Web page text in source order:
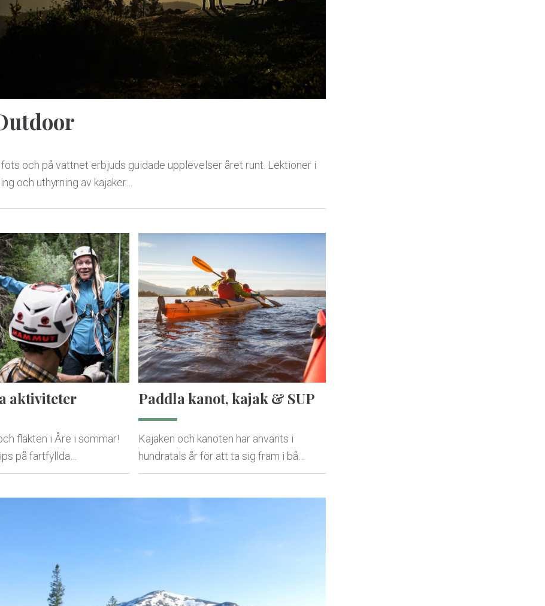
fots och på vattnet erbjuds guidade upplevelser året runt. Lektioner i
och uthyrning av kajaker…
aktiviteter
fläkten i Åre i sommar!
på fartfyllda…
Paddla kanot, kajak & SUP
Kajaken och kanoten har använts i
hundratals år för att ta sig fram i bå…